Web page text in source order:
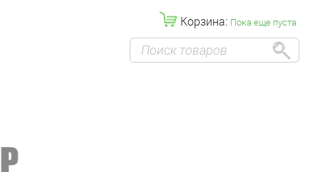
Корзина: Пока еще пуста